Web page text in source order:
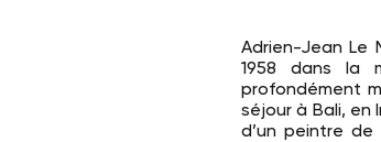
Adrien-Jean Le
1958 dans la
profondément
séjour à Bali, en
d’un peintre